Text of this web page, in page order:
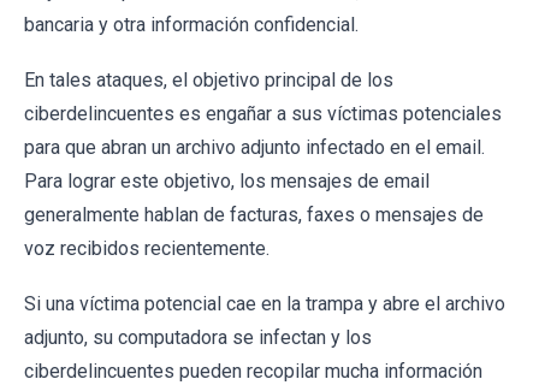
bancaria y otra información confidencial.
En tales ataques, el objetivo principal de los
ciberdelincuentes es engañar a sus víctimas potenciales
para que abran un archivo adjunto infectado en el email.
Para lograr este objetivo, los mensajes de email
generalmente hablan de facturas, faxes o mensajes de
voz recibidos recientemente.
Si una víctima potencial cae en la trampa y abre el archivo
adjunto, su computadora se infectan y los
ciberdelincuentes pueden recopilar mucha información